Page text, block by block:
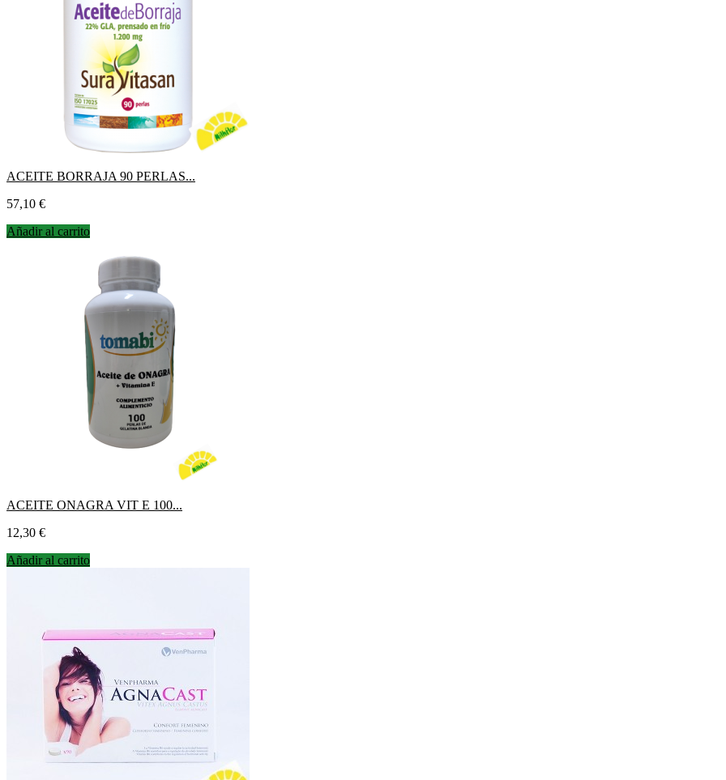
ACEITE BORRAJA 90 PERLAS...
Precio
57,10 €
Añadir al carrito
ACEITE ONAGRA VIT E 100...
Precio
12,30 €
Añadir al carrito